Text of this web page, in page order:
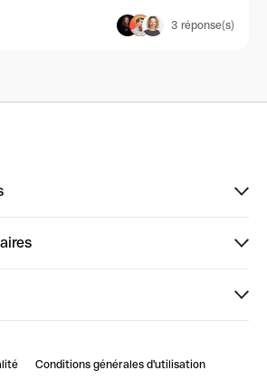
3 réponse(s)
Conditions générales d'utilisation